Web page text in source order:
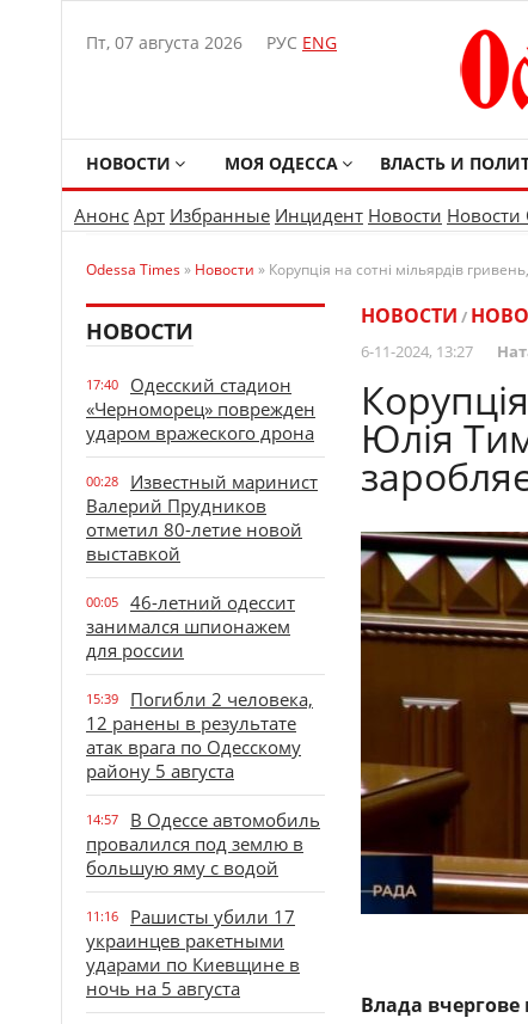
Пт, 07 августа 2026 РУС ENG
НОВОСТИ МОЯ ОДЕССА ВЛАСТЬ И
Анонс Арт Избранные Инцидент Новости Новости
Odessa Times» Новости » Корупція на сотні мільярдів
НОВОСТИ
17:40
Одесский стадион
«Черноморец» поврежден
ударом вражеского дрона
00:28
Известный маринист
Валерий Прудников
отметил 80-летие новой
выставкой
00:05
46-летний одессит
занимался шпионажем
для россии
15:39
Погибли 2 человека,
12 ранены в результате
атак врага по Одесскому
району 5 августа
14:57
В Одессе автомобиль
провалился под землю в
большую яму с водой
11:16
Рашисты убили 17
украинцев ракетными
ударами по Киевщине в
ночь на 5 августа
НОВОСТИ /
6-11-2024, 13:27
Юлія
Влада вчергове